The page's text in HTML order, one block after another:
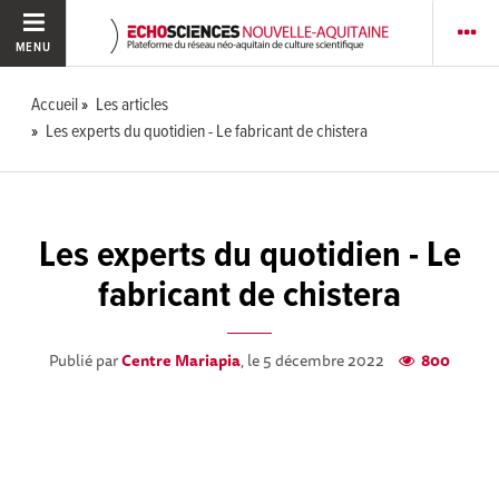
MENU
Accueil
Les articles
Les experts du quotidien - Le fabricant de chistera
Les experts du quotidien - Le
fabricant de chistera
Publié parCentre Mariapia, le 5 décembre 2022 800